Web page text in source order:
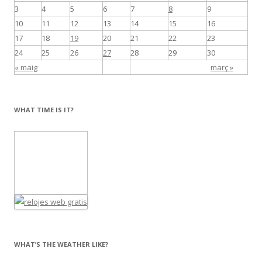
« maig març »
3
4 5 6 7 8
9
10
11 12 13 14 15
16
17
18 19 20 21 22
23
24
25 26 27 28 29 30
WHAT TIME IS IT?
WHAT’S THE WEATHER LIKE?